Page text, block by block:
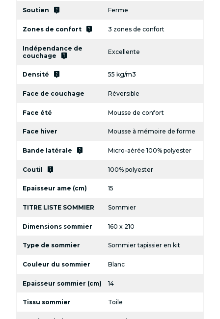
Soutien live_help Ferme
Zones de confort live_help 3 zones de confort
Indépendance de
couchage
live_help Excellente
Densité live_help 55 kg/m3
Face de couchage Réversible
Face été Mousse de confort
Face hiver Mousse à mémoire de forme
Bande latérale live_help Micro-aérée 100% polyester
Coutil live_help 100% polyester
Epaisseur ame (cm) 15
TITRE LISTE SOMMIER Sommier
Dimensions sommier 160 x 210
Type de sommier Sommier tapissier en kit
Couleur du sommier Blanc
Epaisseur sommier (cm) 14
Tissu sommier Toile